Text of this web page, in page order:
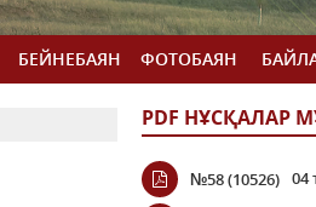
БЕЙНЕБАЯН ФОТОБАЯН
PDF НҰСҚАЛАР
№58 (10526) 04